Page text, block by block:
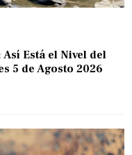
Así Está el Nivel del
5 de Agosto 2026